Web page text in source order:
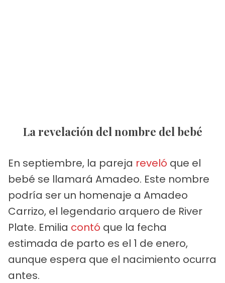
La revelación del nombre del bebé
En septiembre, la pareja reveló que el
bebé se llamará Amadeo. Este nombre
podría ser un homenaje a Amadeo
Carrizo, el legendario arquero de River
Plate. Emilia contó que la fecha
estimada de parto es el 1 de enero,
aunque espera que el nacimiento ocurra
antes.